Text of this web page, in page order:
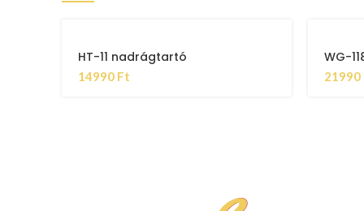
HT-11 nadrágtartó
14990 Ft
WG-
21990